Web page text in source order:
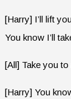
[Harry] I’ll lift
You know I’ll
[All] Take you
[Harry] You